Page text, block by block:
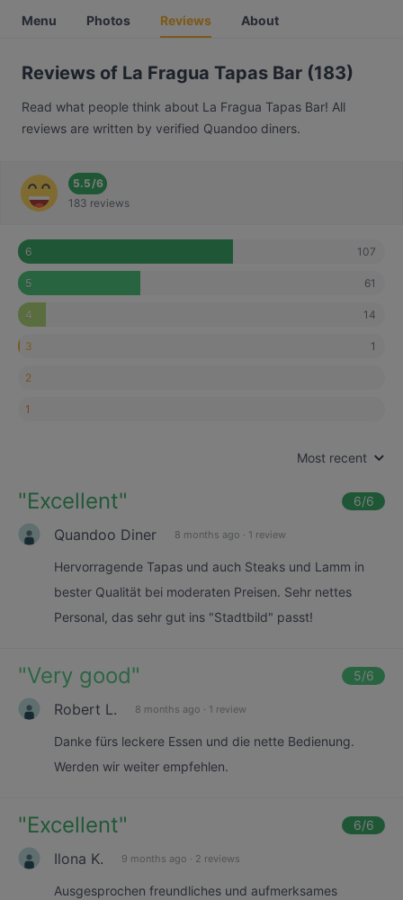
Menu Photos Reviews About
Reviews of La Fragua Tapas Bar (183)
Read what people think about La Fragua Tapas Bar! All
reviews are written by verified Quandoo diners.
5.5/6
183 reviews
6 107
5 61
4 14
3 1
2
1
Most recent
"Excellent" 6/6
Quandoo Diner 8 months ago · 1 review
Hervorragende Tapas und auch Steaks und Lamm in
bester Qualität bei moderaten Preisen. Sehr nettes
Personal, das sehr gut ins "Stadtbild" passt!
"Very good" 5/6
Robert L. 8 months ago · 1 review
Danke fürs leckere Essen und die nette Bedienung.
Werden wir weiter empfehlen.
"Excellent" 6/6
Ilona K. 9 months ago · 2 reviews
Ausgesprochen freundliches und aufmerksames